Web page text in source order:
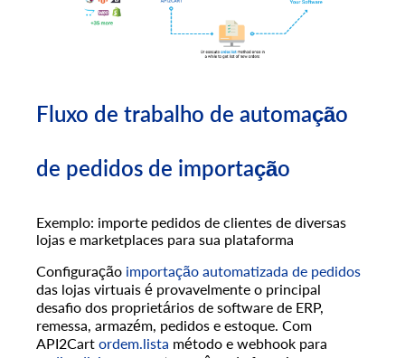
Fluxo de trabalho de automação
de pedidos de importação
Exemplo: importe pedidos de clientes de diversas
lojas e marketplaces para sua plataforma
Configuração importação automatizada de pedidos
das lojas virtuais é provavelmente o principal
desafio dos proprietários de software de ERP,
remessa, armazém, pedidos e estoque. Com
API2Cart ordem.lista método e webhook para